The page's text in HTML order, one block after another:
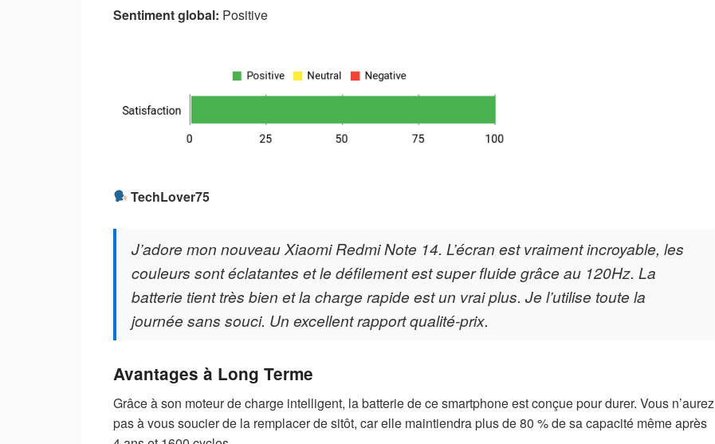
Sentiment global: Positive
TechLover75
J’adore mon nouveau Xiaomi Redmi Note 14. L’écran est vraiment incroyable, les
couleurs sont éclatantes et le défilement est super fluide grâce au 120Hz. La
batterie tient très bien et la charge rapide est un vrai plus. Je l’utilise toute la
journée sans souci. Un excellent rapport qualité-prix.
Avantages à Long Terme
Grâce à son moteur de charge intelligent, la batterie de ce smartphone est conçue pour durer. Vous n’aurez
pas à vous soucier de la remplacer de sitôt, car elle maintiendra plus de 80 % de sa capacité même après